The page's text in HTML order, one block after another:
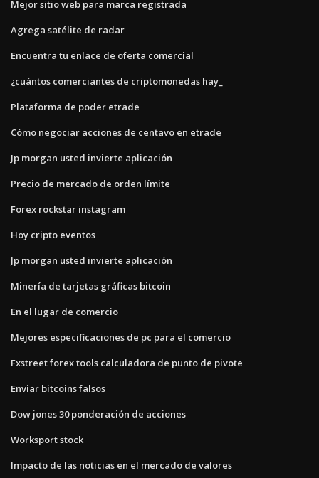
Mejor sitio web para marca registrada
Agrega satélite de radar
Encuentra tu enlace de oferta comercial
¿cuántos comerciantes de criptomonedas hay_
Plataforma de poder etrade
Cómo negociar acciones de centavo en etrade
Jp morgan usted invierte aplicación
Precio de mercado de orden límite
Forex rockstar instagram
Hoy cripto eventos
Jp morgan usted invierte aplicación
Minería de tarjetas gráficas bitcoin
En el lugar de comercio
Mejores especificaciones de pc para el comercio
Fxstreet forex tools calculadora de punto de pivote
Enviar bitcoins falsos
Dow jones 30 ponderación de acciones
Worksport stock
Impacto de las noticias en el mercado de valores